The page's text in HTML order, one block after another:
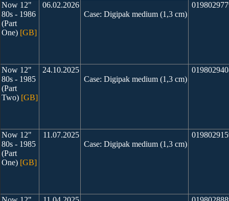
Now 12"
80s - 1986
(Part
One) [GB]
06.02.2026
Case: Digipak medium (1,3 cm)
Now 12"
80s - 1985
(Part
Two) [GB]
24.10.2025
Case: Digipak medium (1,3 cm)
Now 12"
80s - 1985
(Part
One) [GB]
11.07.2025
Case: Digipak medium (1,3 cm)